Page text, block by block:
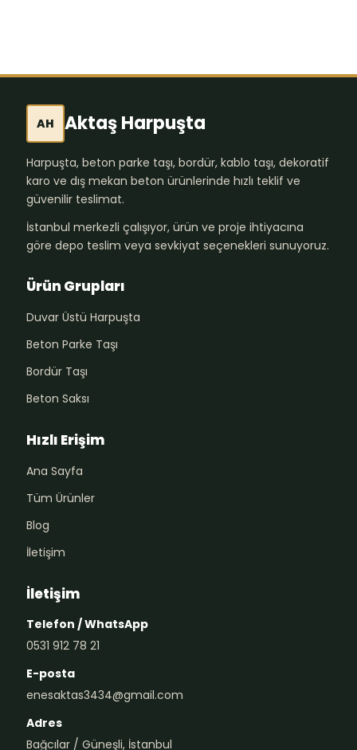
AH Aktaş Harpuşta
Harpuşta, beton parke taşı, bordür, kablo taşı, dekoratif
karo ve dış mekan beton ürünlerinde hızlı teklif ve
güvenilir teslimat.
İstanbul merkezli çalışıyor, ürün ve proje ihtiyacına
göre depo teslim veya sevkiyat seçenekleri sunuyoruz.
Ürün Grupları
Duvar Üstü Harpuşta
Beton Parke Taşı
Bordür Taşı
Beton Saksı
Hızlı Erişim
Ana Sayfa
Tüm Ürünler
Blog
İletişim
İletişim
Telefon / WhatsApp
0531 912 78 21
E-posta
enesaktas3434@gmail.com
Adres
Bağcılar / Güneşli, İstanbul